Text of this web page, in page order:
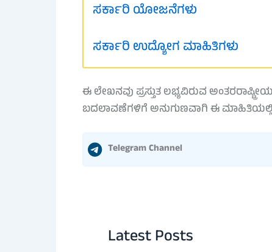
ಸರ್ಕಾರಿ ಯೋಜನೆಗಳು
ಸರ್ಕಾರಿ ಉದ್ಯೋಗ ಮಾಹಿತಿಗಳು
ಈ ಲೇಖನವು ಪ್ರಸ್ತುತ ಲಭ್ಯವಿರುವ
ಬದಲಾವಣೆಗಳಿಗೆ ಅನುಗುಣವಾಗಿ ಈ
Telegram Channel
Latest Posts